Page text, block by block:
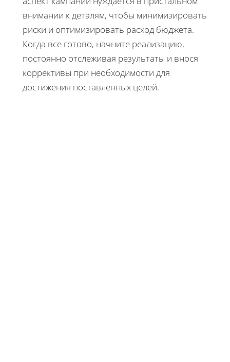
внимании к деталям, чтобы минимизировать
риски и оптимизировать расход бюджета.
Когда все готово, начните реализацию,
постоянно отслеживая результаты и внося
коррективы при необходимости для
достижения поставленных целей.